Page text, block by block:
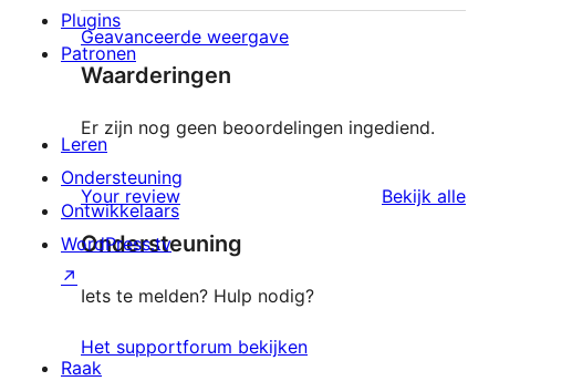
Geavanceerde weergave
Waarderingen
Er zijn nog geen beoordelingen ingediend.
Your review Bekijk alle
Ondersteuning
Iets te melden? Hulp nodig?
Het supportforum bekijken
Plugins
Patronen
Leren
Ondersteuning
Ontwikkelaars
WordPress.tv
↗
Raak